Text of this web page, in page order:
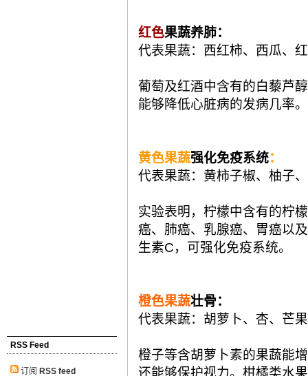
红色果蔬养肺：
代表果蔬：西红柿、西瓜、
葡萄及红酒中含有的白藜芦
能够降低心脏病的发病几率。
黄色果蔬强化免疫系统：
代表果蔬：黄柿子椒、柚子
实验表明，柠檬中含有的柠
癌、肺癌、乳腺癌、胃癌以
生素C，可强化免疫系统。
橙色果蔬壮骨：
代表果蔬：胡萝卜、杏、芒
橙子等含胡萝卜素的果蔬能
还能够保护视力。柑橘类水
RSS Feed
订阅 RSS feed